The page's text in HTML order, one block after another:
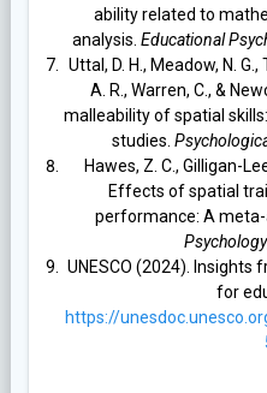
ability related to
analysis. Educational
Uttal, D. H., Meadow, N.
A. R., Warren, C., &
malleability of spatial
studies.
Hawes, Z. C., Gilligan-
Effects of spatial
performance: A
Psychology
UNESCO (2024). Insights
for
https://